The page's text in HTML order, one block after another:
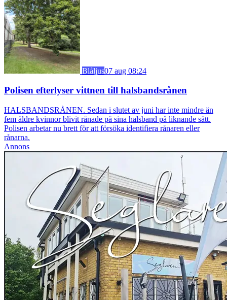
Blåljus07 aug 08:24
Polisen efterlyser vittnen till halsbandsrånen
HALSBANDSRÅNEN. Sedan i slutet av juni har inte mindre än
fem äldre kvinnor blivit rånade på sina halsband på liknande sätt.
Polisen arbetar nu brett för att försöka identifiera rånaren eller
rånarna.
Annons